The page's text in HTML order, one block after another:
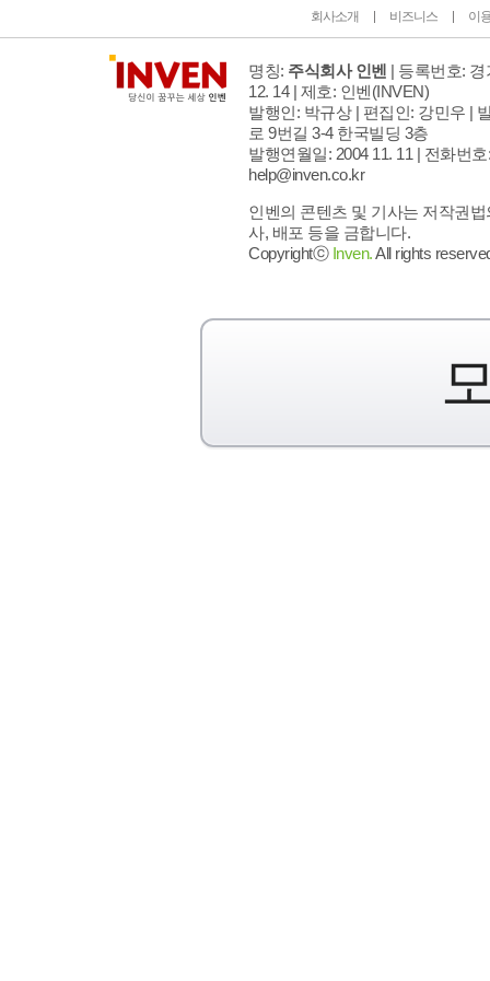
회사소개 비즈니스 이
명칭: 주식회사 인벤 | 등록번호:
12. 14 | 제호: 인벤(INVEN)
발행인: 박규상 | 편집인: 강민우 |
로 9번길 3-4 한국빌딩 3층
발행연월일: 2004 11. 11 | 전화번호
help@inven.co.kr
인벤의 콘텐츠 및 기사는 저작권
사, 배포 등을 금합니다.
Copyrightⓒ Inven.All rights